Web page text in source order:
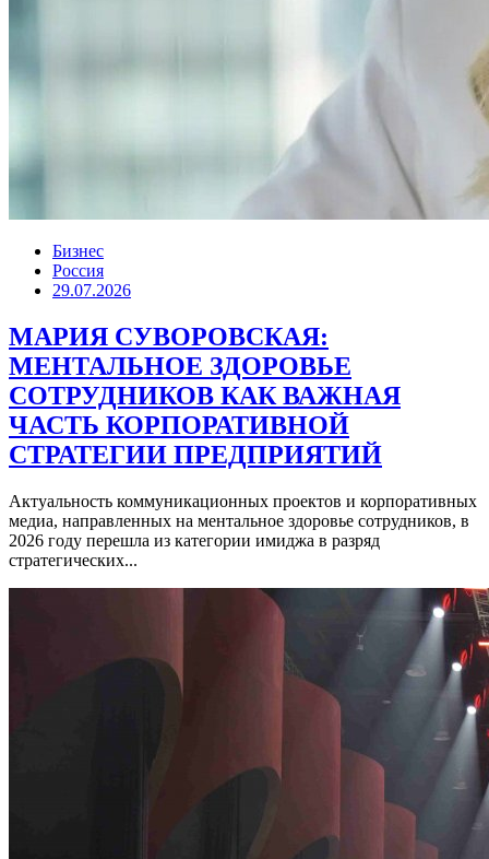
Бизнес
Россия
29.07.2026
МАРИЯ СУВОРОВСКАЯ:
МЕНТАЛЬНОЕ ЗДОРОВЬЕ
СОТРУДНИКОВ КАК ВАЖНАЯ
ЧАСТЬ КОРПОРАТИВНОЙ
СТРАТЕГИИ ПРЕДПРИЯТИЙ
Актуальность коммуникационных проектов и корпоративных
медиа, направленных на ментальное здоровье сотрудников, в
2026 году перешла из категории имиджа в разряд
стратегических...